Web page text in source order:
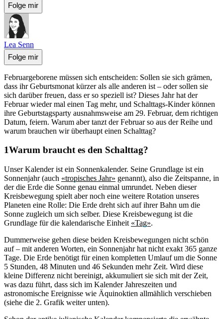
Folge mir
Lea Senn
Folge mir
Februargeborene müssen sich entscheiden: Sollen sie sich grämen,
dass ihr Geburtsmonat kürzer als alle anderen ist – oder sollen sie
sich darüber freuen, dass er so speziell ist? Dieses Jahr hat der
Februar wieder mal einen Tag mehr, und Schalttags-Kinder können
ihre Geburtstagsparty ausnahmsweise am 29. Februar, dem richtigen
Datum, feiern. Warum aber tanzt der Februar so aus der Reihe und
warum brauchen wir überhaupt einen Schalttag?
Warum braucht es den Schalttag?
Unser Kalender ist ein Sonnenkalender. Seine Grundlage ist ein
Sonnenjahr (auch «tropisches Jahr» genannt), also die Zeitspanne, in
der die Erde die Sonne genau einmal umrundet. Neben dieser
Kreisbewegung spielt aber noch eine weitere Rotation unseres
Planeten eine Rolle: Die Erde dreht sich auf ihrer Bahn um die
Sonne zugleich um sich selber. Diese Kreisbewegung ist die
Grundlage für die kalendarische Einheit «Tag».
Dummerweise gehen diese beiden Kreisbewegungen nicht schön
auf – mit anderen Worten, ein Sonnenjahr hat nicht exakt 365 ganze
Tage. Die Erde benötigt für einen kompletten Umlauf um die Sonne
5 Stunden, 48 Minuten und 46 Sekunden mehr Zeit. Wird diese
kleine Differenz nicht bereinigt, akkumuliert sie sich mit der Zeit,
was dazu führt, dass sich im Kalender Jahreszeiten und
astronomische Ereignisse wie Äquinoktien allmählich verschieben
(siehe die 2. Grafik weiter unten).